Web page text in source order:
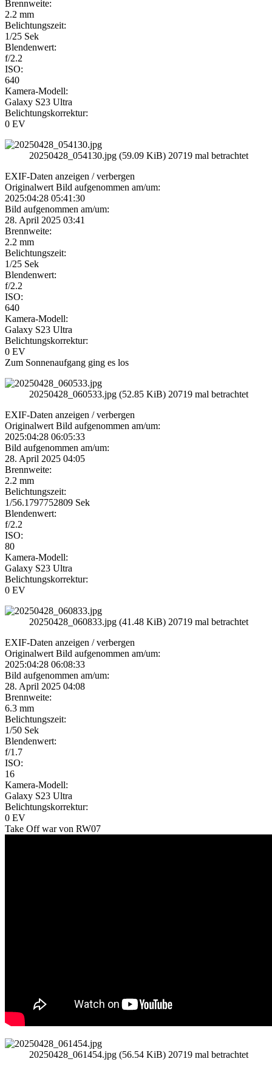
Brennweite:
2.2 mm
Belichtungszeit:
1/25 Sek
Blendenwert:
f/2.2
ISO:
640
Kamera-Modell:
Galaxy S23 Ultra
Belichtungskorrektur:
0 EV
20250428_054130.jpg (59.09 KiB) 20719 mal betrachtet
EXIF-Daten anzeigen / verbergen
Originalwert Bild aufgenommen am/um:
2025:04:28 05:41:30
Bild aufgenommen am/um:
28. April 2025 03:41
Brennweite:
2.2 mm
Belichtungszeit:
1/25 Sek
Blendenwert:
f/2.2
ISO:
640
Kamera-Modell:
Galaxy S23 Ultra
Belichtungskorrektur:
0 EV
Zum Sonnenaufgang ging es los
20250428_060533.jpg (52.85 KiB) 20719 mal betrachtet
EXIF-Daten anzeigen / verbergen
Originalwert Bild aufgenommen am/um:
2025:04:28 06:05:33
Bild aufgenommen am/um:
28. April 2025 04:05
Brennweite:
2.2 mm
Belichtungszeit:
1/56.1797752809 Sek
Blendenwert:
f/2.2
ISO:
80
Kamera-Modell:
Galaxy S23 Ultra
Belichtungskorrektur:
0 EV
20250428_060833.jpg (41.48 KiB) 20719 mal betrachtet
EXIF-Daten anzeigen / verbergen
Originalwert Bild aufgenommen am/um:
2025:04:28 06:08:33
Bild aufgenommen am/um:
28. April 2025 04:08
Brennweite:
6.3 mm
Belichtungszeit:
1/50 Sek
Blendenwert:
f/1.7
ISO:
16
Kamera-Modell:
Galaxy S23 Ultra
Belichtungskorrektur:
0 EV
Take Off war von RW07
20250428_061454.jpg (56.54 KiB) 20719 mal betrachtet